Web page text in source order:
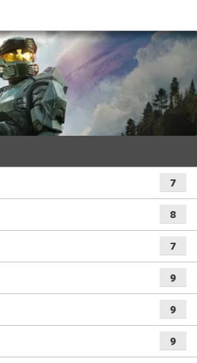
7
8
7
9
9
9